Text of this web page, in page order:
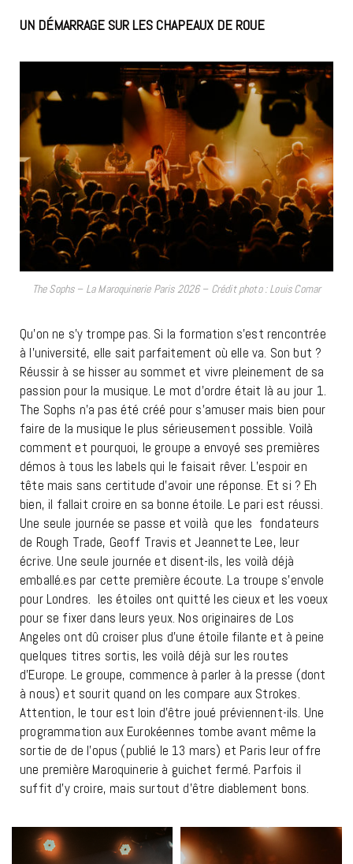
UN DÉMARRAGE SUR LES CHAPEAUX DE ROUE
The Sophs – La Maroquinerie Paris 2026 – Crédit photo : Louis Comar
Qu’on ne s’y trompe pas. Si la formation s’est rencontrée
à l’université, elle sait parfaitement où elle va. Son but ?
Réussir à se hisser au sommet et vivre pleinement de sa
passion pour la musique. Le mot d’ordre était là au jour 1.
The Sophs n’a pas été créé pour s’amuser mais bien pour
faire de la musique le plus sérieusement possible. Voilà
comment et pourquoi, le groupe a envoyé ses premières
démos à tous les labels qui le faisait rêver. L’espoir en
tête mais sans certitude d’avoir une réponse. Et si ? Eh
bien, il fallait croire en sa bonne étoile. Le pari est réussi.
Une seule journée se passe et voilà que les fondateurs
de Rough Trade, Geoff Travis et Jeannette Lee, leur
écrive. Une seule journée et disent-ils, les voilà déjà
emballé.es par cette première écoute. La troupe s’envole
pour Londres. les étoiles ont quitté les cieux et les voeux
pour se fixer dans leurs yeux. Nos originaires de Los
Angeles ont dû croiser plus d’une étoile filante et à peine
quelques titres sortis, les voilà déjà sur les routes
d’Europe. Le groupe, commence à parler à la presse (dont
à nous) et sourit quand on les compare aux Strokes.
Attention, le tour est loin d’être joué préviennent-ils. Une
programmation aux Eurokéennes tombe avant même la
sortie de de l’opus (publié le 13 mars) et Paris leur offre
une première Maroquinerie à guichet fermé. Parfois il
suffit d’y croire, mais surtout d’être diablement bons.